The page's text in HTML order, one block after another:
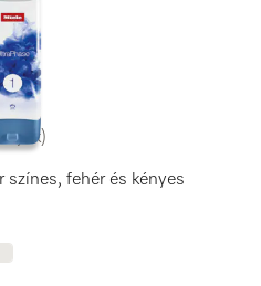
fehér és kényes